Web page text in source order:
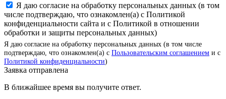
Я даю согласие на обработку персональных данных (в том
числе подтверждаю, что ознакомлен(а) с Политикой
конфиденциальности сайта и с Политикой в отношении
обработки и защиты персональных данных)
Я даю согласие на обработку персональных данных (в том числе
подтверждаю, что ознакомлен(а) с Пользовательским соглашением и с
Политикой конфиденциальности)
Заявка отправлена
В ближайшее время вы получите ответ.